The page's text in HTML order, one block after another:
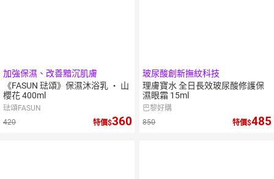
加強保濕、改善黯沉肌膚
《FASUN 琺頌》保濕沐浴乳 ‧ 山
櫻花 400ml
琺頌FASUN
420
特價 360
玻尿酸創新撫紋科技
理膚寶水 全日長效玻尿酸修護保
濕眼霜 15ml
巴黎好購
850
特價 485